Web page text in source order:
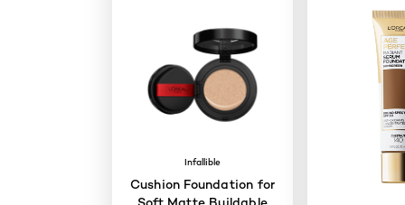
Infallible
Cushion Foundation for